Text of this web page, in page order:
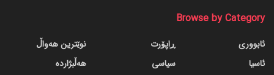
Browse by Category
ئابووری
ئاسیا
ڕاپۆرت
سیاسی
نوێترین هەواڵ
هەڵبژاردە